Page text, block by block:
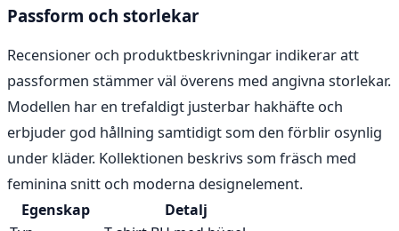
Passform och storlekar
Recensioner och produktbeskrivningar indikerar att
passformen stämmer väl överens med angivna storlekar.
Modellen har en trefaldigt justerbar hakhäfte och
erbjuder god hållning samtidigt som den förblir osynlig
under kläder. Kollektionen beskrivs som fräsch med
feminina snitt och moderna designelement.
Egenskap
Detalj